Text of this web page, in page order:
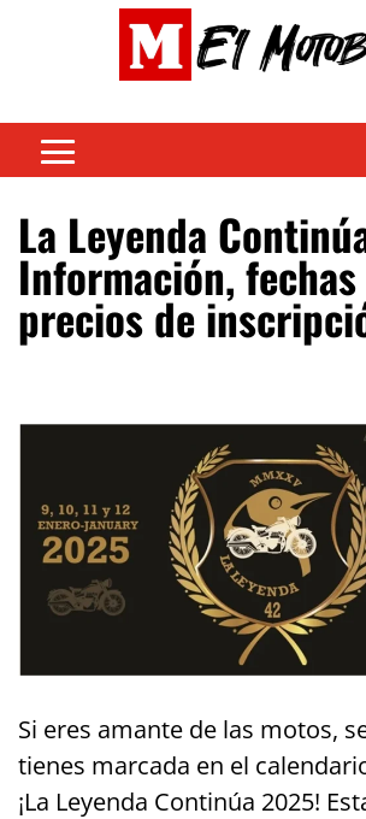
La Leyenda
Información,
precios de
Si eres amante de las motos,
tienes marcada en el
¡La Leyenda Continúa 2025!